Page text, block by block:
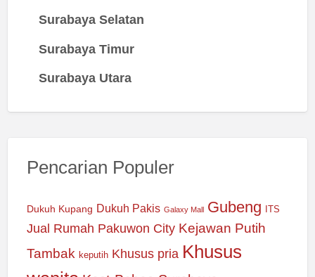
Surabaya Selatan
Surabaya Timur
Surabaya Utara
Pencarian Populer
Dukuh Kupang Dukuh Pakis Galaxy Mall Gubeng ITS
Jual Rumah Pakuwon City Kejawan Putih
Tambak keputih Khusus pria Khusus